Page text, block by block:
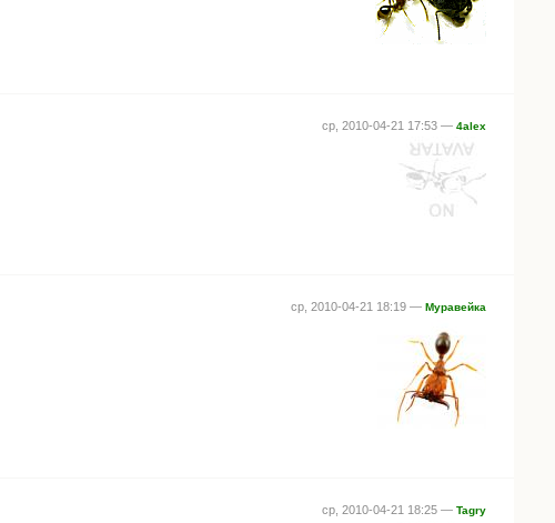
ср, 2010-04-21 17:53 — 4alex
ср, 2010-04-21 18:19 — Муравейка
ср, 2010-04-21 18:25 — Tagry